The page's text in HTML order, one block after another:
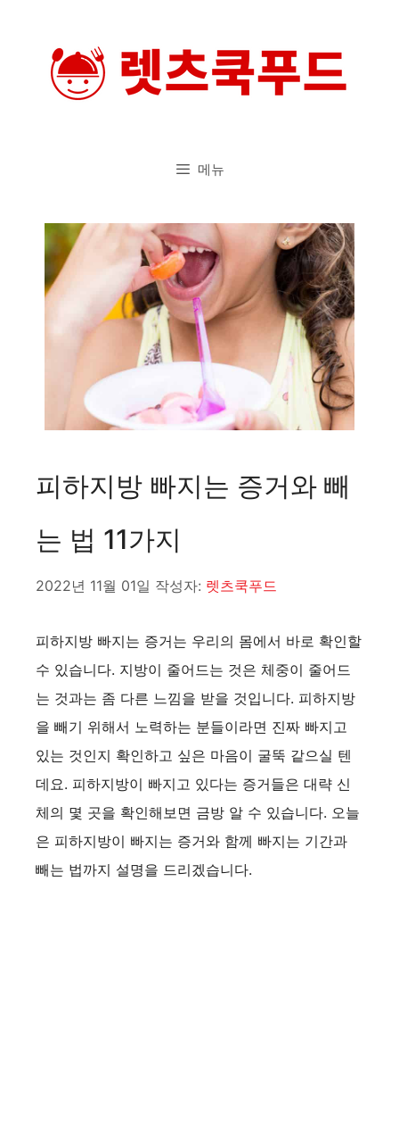
메뉴
피하지방 빠지는 증거와 빼
는 법 11가지
2022년 11월 01일 작성자: 렛츠쿡푸드
피하지방 빠지는 증거는 우리의 몸에서 바로 확인할
수 있습니다. 지방이 줄어드는 것은 체중이 줄어드
는 것과는 좀 다른 느낌을 받을 것입니다. 피하지방
을 빼기 위해서 노력하는 분들이라면 진짜 빠지고
있는 것인지 확인하고 싶은 마음이 굴뚝 같으실 텐
데요. 피하지방이 빠지고 있다는 증거들은 대략 신
체의 몇 곳을 확인해보면 금방 알 수 있습니다. 오늘
은 피하지방이 빠지는 증거와 함께 빠지는 기간과
빼는 법까지 설명을 드리겠습니다.